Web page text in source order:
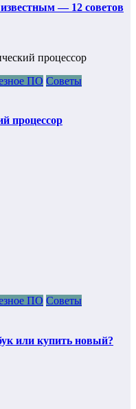
— 12 советов
ПО Советы
процессор
ПО Советы
или купить новый?